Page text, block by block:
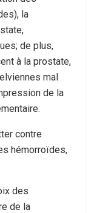
la
de plus,
à la prostate,
mal
de la
contre
hémorroïdes,
des
de la